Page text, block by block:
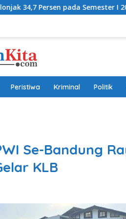
Semester I 2026, Tembus Rp743,23
Peristiwa Kriminal Politik
Se-Bandung
KLB